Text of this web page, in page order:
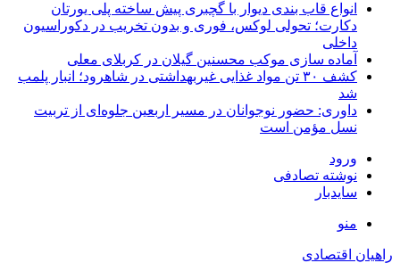
انواع قاب بندی دیوار با گچبری پیش ساخته پلی یورتان
دکارت؛ تحولی لوکس، فوری و بدون تخریب در دکوراسیون
داخلی
آماده سازی موکب محسنین گیلان در کربلای معلی
کشف ۳۰ تن مواد غذایی غیربهداشتی در شاهرود؛ انبار پلمب
شد
داوری: حضور نوجوانان در مسیر اربعین جلوه‌ای از تربیت
نسل مؤمن است
ورود
نوشته تصادفی
سایدبار
منو
راهیان اقتصادی